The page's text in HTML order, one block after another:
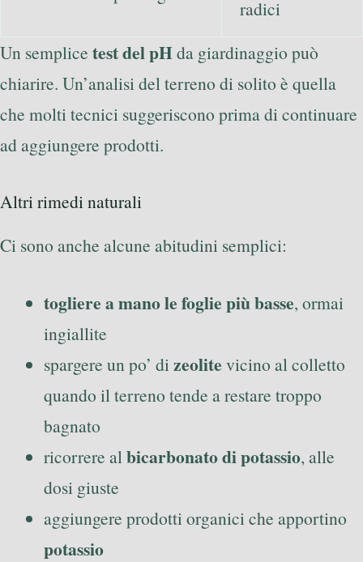
radici
Un semplice test del pHda giardinaggio può
chiarire. Un’analisi del terreno di solito è quella
che molti tecnici suggeriscono prima di continuare
ad aggiungere prodotti.
Altri rimedi naturali
Ci sono anche alcune abitudini semplici:
togliere a mano le foglie più basse, ormai
ingiallite
spargere un po’ dizeolite vicino al colletto
quando il terreno tende a restare troppo
bagnato
ricorrere albicarbonato di potassio, alle
dosi giuste
aggiungere prodotti organici che apportino
potassio